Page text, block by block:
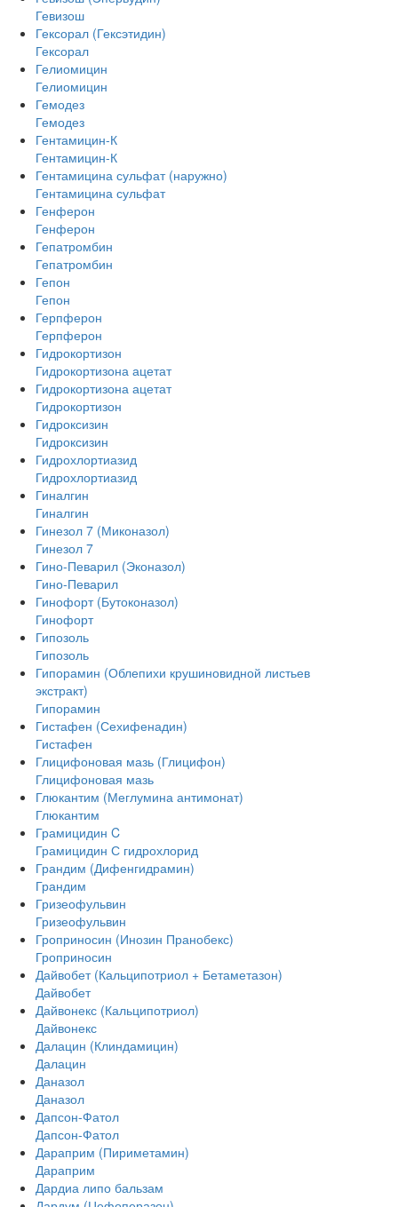
Гевизош
Гексорал (Гексэтидин)
Гексорал
Гелиомицин
Гелиомицин
Гемодез
Гемодез
Гентамицин-К
Гентамицин-К
Гентамицина сульфат (наружно)
Гентамицина сульфат
Генферон
Генферон
Гепатромбин
Гепатромбин
Гепон
Гепон
Герпферон
Герпферон
Гидрокортизон
Гидрокортизона ацетат
Гидрокортизона ацетат
Гидрокортизон
Гидроксизин
Гидроксизин
Гидрохлортиазид
Гидрохлортиазид
Гиналгин
Гиналгин
Гинезол 7 (Миконазол)
Гинезол 7
Гино-Певарил (Эконазол)
Гино-Певарил
Гинофорт (Бутоконазол)
Гинофорт
Гипозоль
Гипозоль
Гипорамин (Облепихи крушиновидной листьев
экстракт)
Гипорамин
Гистафен (Сехифенадин)
Гистафен
Глицифоновая мазь (Глицифон)
Глицифоновая мазь
Глюкантим (Меглумина антимонат)
Глюкантим
Грамицидин C
Грамицидин С гидрохлорид
Грандим (Дифенгидрамин)
Грандим
Гризеофульвин
Гризеофульвин
Гроприносин (Инозин Пранобекс)
Гроприносин
Дайвобет (Кальципотриол + Бетаметазон)
Дайвобет
Дайвонекс (Кальципотриол)
Дайвонекс
Далацин (Клиндамицин)
Далацин
Даназол
Даназол
Дапсон-Фатол
Дапсон-Фатол
Дараприм (Пириметамин)
Дараприм
Дардиа липо бальзам